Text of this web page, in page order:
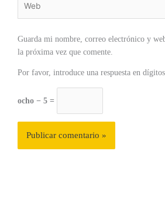
Guarda mi nombre, correo electrónico y
la próxima vez que comente.
Por favor, introduce una respuesta en
ocho − 5 =